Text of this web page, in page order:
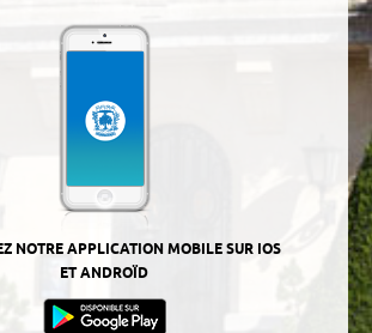
NOTRE APPLICATION MOBILE SUR IOS
ET ANDROÏD